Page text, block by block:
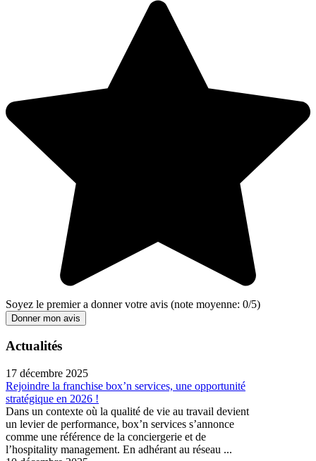
Soyez le premier a donner votre avis (note moyenne: 0/5)
Donner mon avis
Actualités
17 décembre 2025
Rejoindre la franchise box’n services, une opportunité
stratégique en 2026 !
Dans un contexte où la qualité de vie au travail devient
un levier de performance, box’n services s’annonce
comme une référence de la conciergerie et de
l’hospitality management. En adhérant au réseau ...